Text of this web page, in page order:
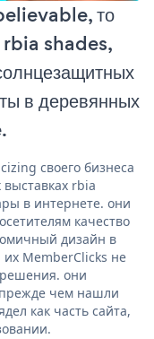
то
rbia shades,
в деревянных
своего бизнеса
rbia
в интернете. они
качество
дизайн в
MemberClicks не
решения. они
чем нашли
как часть сайта,